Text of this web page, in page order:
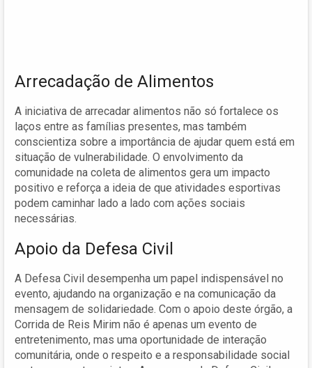
Arrecadação de Alimentos
A iniciativa de arrecadar alimentos não só fortalece os
laços entre as famílias presentes, mas também
conscientiza sobre a importância de ajudar quem está em
situação de vulnerabilidade. O envolvimento da
comunidade na coleta de alimentos gera um impacto
positivo e reforça a ideia de que atividades esportivas
podem caminhar lado a lado com ações sociais
necessárias.
Apoio da Defesa Civil
A Defesa Civil desempenha um papel indispensável no
evento, ajudando na organização e na comunicação da
mensagem de solidariedade. Com o apoio deste órgão, a
Corrida de Reis Mirim não é apenas um evento de
entretenimento, mas uma oportunidade de interação
comunitária, onde o respeito e a responsabilidade social